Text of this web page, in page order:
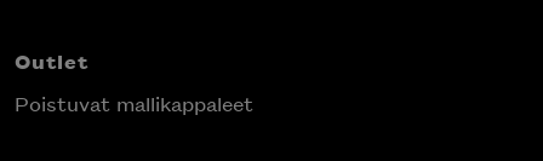
Outlet
Poistuvat mallikappaleet